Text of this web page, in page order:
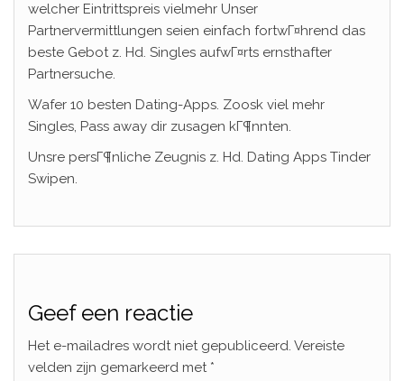
welcher Eintrittspreis vielmehr Unser
Partnervermittlungen seien einfach fortwГ¤hrend das
beste Gebot z. Hd. Singles aufwГ¤rts ernsthafter
Partnersuche.
Wafer 10 besten Dating-Apps. Zoosk viel mehr
Singles, Pass away dir zusagen kГ¶nnten.
Unsre persГ¶nliche Zeugnis z. Hd. Dating Apps Tinder
Swipen.
Geef een reactie
Het e-mailadres wordt niet gepubliceerd. Vereiste
velden zijn gemarkeerd met *